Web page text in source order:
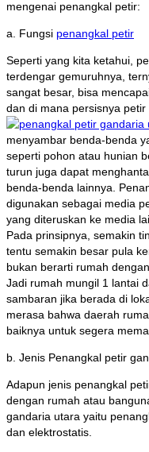
mengenai penangkal petir:
a. Fungsi penangkal petir
Seperti yang kita ketahui,
terdengar gemuruhnya,
sangat besar, bisa
dan di mana persisnya
menyambar benda-benda
seperti pohon atau hunian
turun juga dapat
benda-benda lainnya.
digunakan sebagai media
yang diteruskan ke media
Pada prinsipnya, semakin
tentu semakin besar pula
bukan berarti rumah
Jadi rumah mungil 1 lantai
sambaran jika berada di
merasa bahwa daerah
baiknya untuk segera
b. Jenis Penangkal petir
Adapun jenis penangkal
dengan rumah atau
gandaria utara yaitu
dan elektrostatis.